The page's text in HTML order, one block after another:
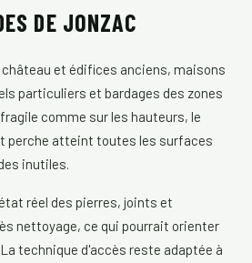
DE JONZAC
et édifices anciens, maisons
particuliers et bardages des zones
comme sur les hauteurs, le
perche atteint toutes les surfaces
inutiles.
réel des pierres, joints et
nettoyage, ce qui pourrait orienter
technique d'accès reste adaptée à